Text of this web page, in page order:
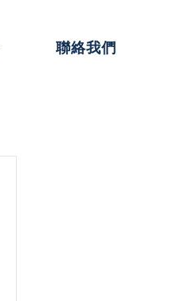
聯絡我們